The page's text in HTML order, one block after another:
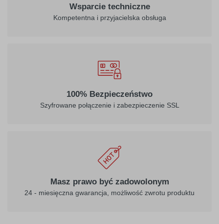
Wsparcie techniczne
Kompetentna i przyjacielska obsługa
100% Bezpieczeństwo
Szyfrowane połączenie i zabezpieczenie SSL
Masz prawo być zadowolonym
24 - miesięczna gwarancja, możliwość zwrotu produktu